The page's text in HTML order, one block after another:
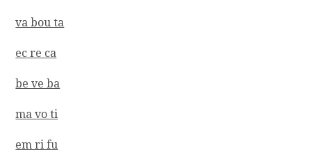
va bou ta
ec re ca
be ve ba
ma vo ti
em ri fu